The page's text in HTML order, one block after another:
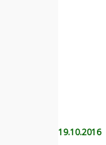
19.10.2016